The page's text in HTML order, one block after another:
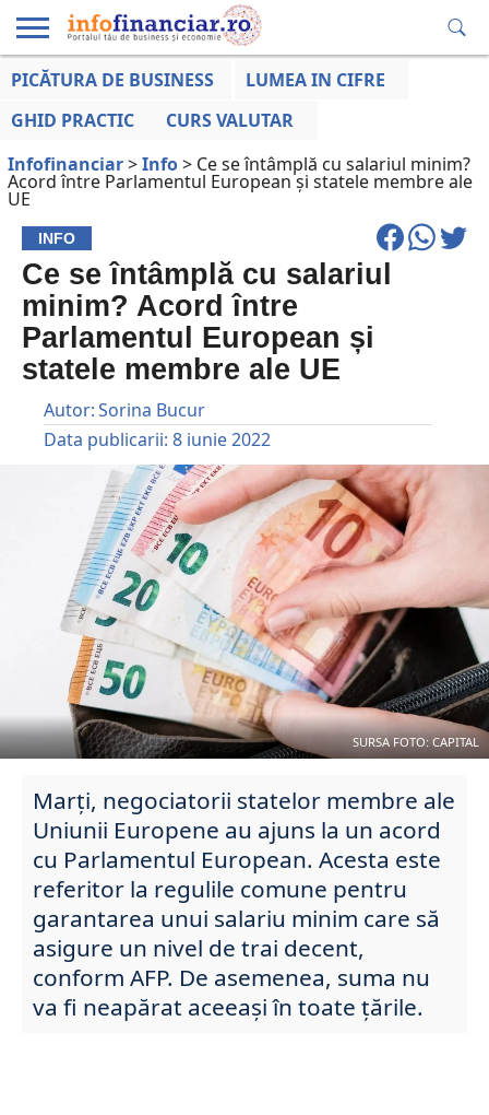
EDUCAȚIE
LA ZI
AFACERILOR
PICĂTURA DE BUSINESS
LUMEA IN CIFRE
GHID PRACTIC
CURS VALUTAR
Infofinanciar>Info> Ce se întâmplă cu salariul minim?
Acord între Parlamentul European și statele membre ale
UE
INFO
Ce se întâmplă cu salariul
minim? Acord între
Parlamentul European și
statele membre ale UE
Autor:Sorina Bucur
Data publicarii: 8 iunie 2022
SURSA FOTO: CAPITAL
Marți, negociatorii statelor membre ale
Uniunii Europene au ajuns la un acord
cu Parlamentul European. Acesta este
referitor la regulile comune pentru
garantarea unui salariu minim care să
asigure un nivel de trai decent,
conform AFP. De asemenea, suma nu
va fi neapărat aceeași în toate țările.